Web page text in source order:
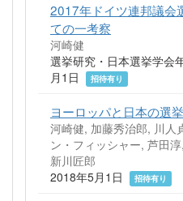
2017年ドイツ連邦議会
ての一考察
河崎健
選挙研究・日本選挙学会
月1日
招待有り
ヨーロッパと日本の選
河崎健, 加藤秀治郎, 川人
ン・フィッシャー, 芦田
新川匠郎
2018年5月1日
招待有り